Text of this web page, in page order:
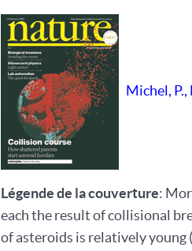
Michel,
Légende de la couverture:
each the result of collisional
of asteroids is relatively young